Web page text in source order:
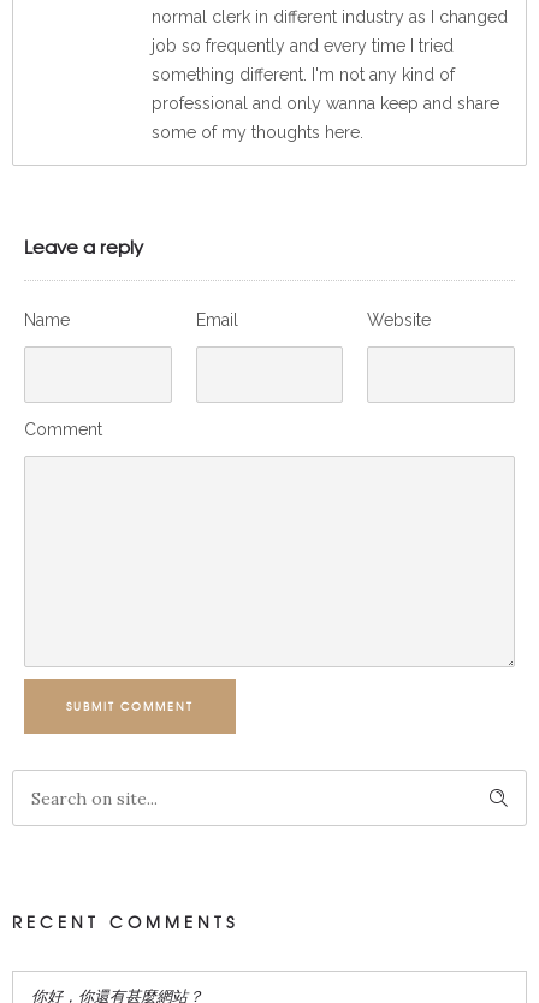
normal clerk in different industry as I changed
job so frequently and every time I tried
something different. I'm not any kind of
professional and only wanna keep and share
some of my thoughts here.
Leave a reply
Name Email Website
Comment
SUBMIT COMMENT
RECENT COMMENTS
你好，你還有甚麼網站？